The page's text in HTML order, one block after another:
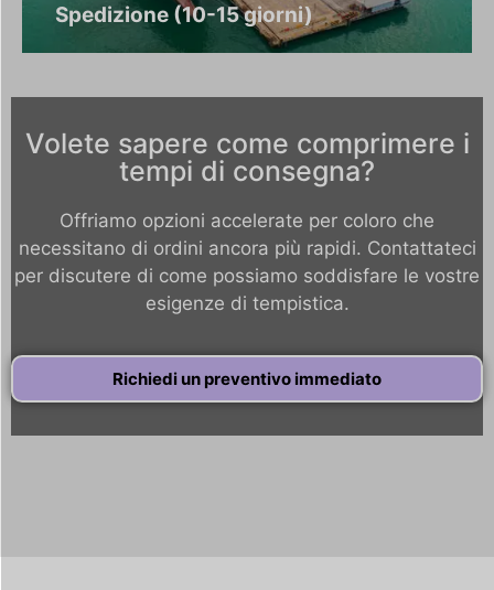
Spedizione (10-15 giorni)
Volete sapere come comprimere i
tempi di consegna?
Offriamo opzioni accelerate per coloro che
necessitano di ordini ancora più rapidi. Contattateci
per discutere di come possiamo soddisfare le vostre
esigenze di tempistica.
Richiedi un preventivo immediato